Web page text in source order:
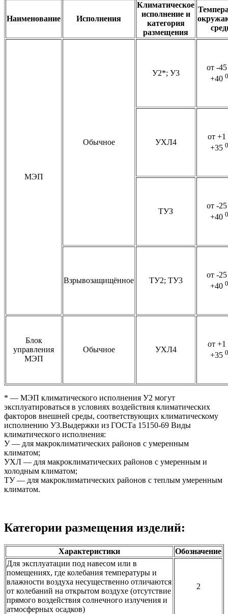
Наименование Исполнения
Климатическое
исполнение и
категория
размещения
МЭП
Обычное
У2*; У3
от -
+40 0
УХЛ4
от +1
+35 0
ТУЗ
от -
+40 0
Взрывозащищённое ТУ2; ТУ3
от -
+40 0
Блок
управления
МЭП
Обычное УХЛ4
от +1
+35 0
* — МЭП климатического исполнения У2 могут
эксплуатироваться в условиях воздействия климатических
факторов внешней среды, соответствующих климатическому
исполнению УЗ.Выдержки из ГОСТа 15150-69 Виды
климатического исполнения:
У — для макроклиматических районов с умеренным
климатом;
УХЛ — для макроклиматических районов с умеренным и
холодным климатом;
ТУ — для макроклиматических районов с теплым умеренным
климатом.
Категории размещения изделий:
Характеристики
Обозначение
Для эксплуатации под навесом или в
помещениях, где колебания температуры и
влажности воздуха несущественно отличаются
от колебаний на открытом воздухе (отсутствие
прямого воздействия солнечного излучения и
атмосферных осадков)
2